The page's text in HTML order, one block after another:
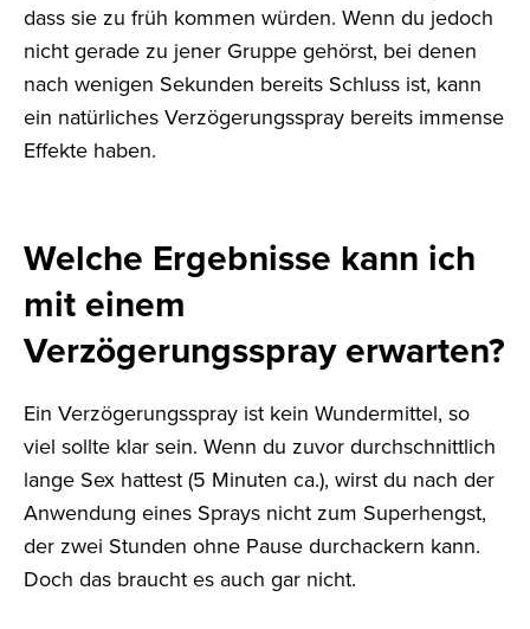
dass sie zu früh kommen würden. Wenn du jedoch
nicht gerade zu jener Gruppe gehörst, bei denen
nach wenigen Sekunden bereits Schluss ist, kann
ein natürliches Verzögerungsspray bereits immense
Effekte haben.
Welche Ergebnisse kann ich
mit einem
Verzögerungsspray erwarten?
Ein Verzögerungsspray ist kein Wundermittel, so
viel sollte klar sein. Wenn du zuvor durchschnittlich
lange Sex hattest (5 Minuten ca.), wirst du nach der
Anwendung eines Sprays nicht zum Superhengst,
der zwei Stunden ohne Pause durchackern kann.
Doch das braucht es auch gar nicht.